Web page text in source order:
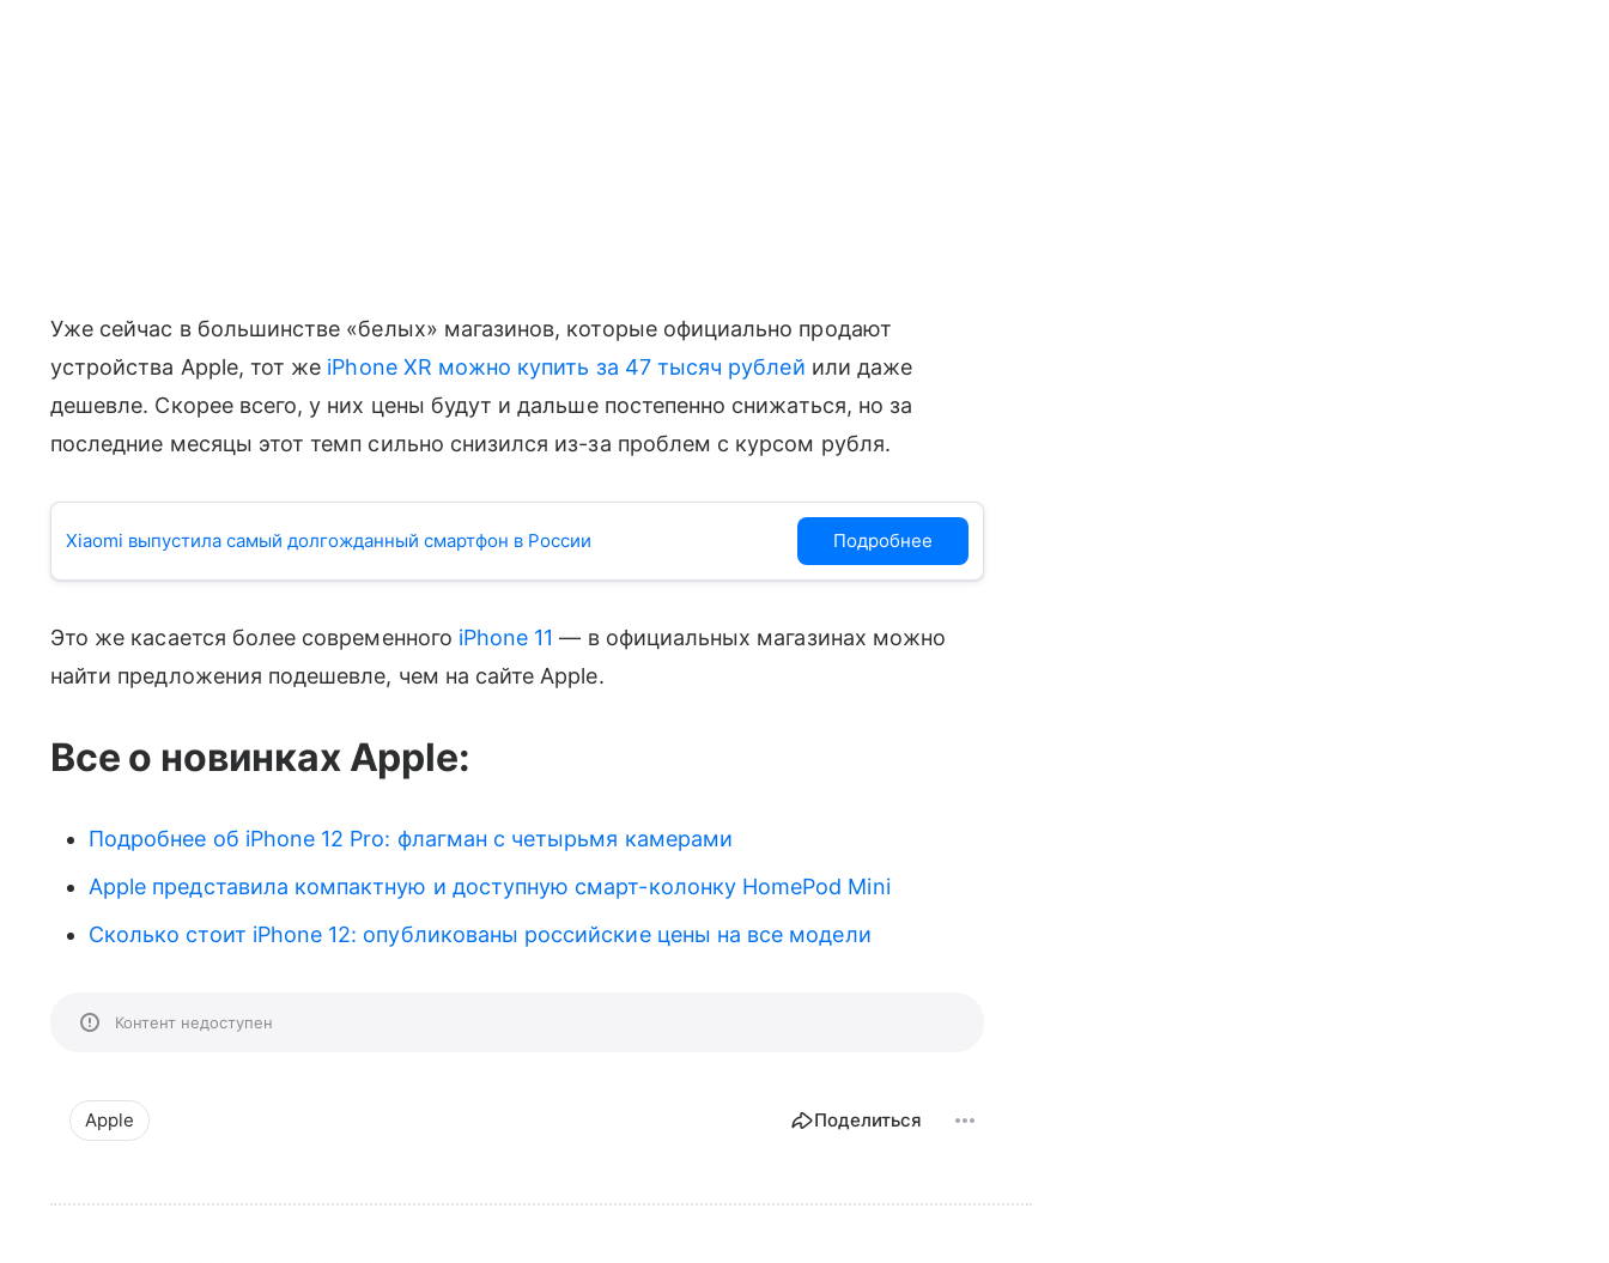
Уже сейчас в большинстве «белых» магазинов, которые официально продают
устройства Apple, тот же iPhone XR можно купить за 47 тысяч рублей или даже
дешевле. Скорее всего, у них цены будут и дальше постепенно снижаться, но за
последние месяцы этот темп сильно снизился из-за проблем с курсом рубля.
Xiaomi выпустила самый долгожданный смартфон в России Подробнее
Это же касается более современного iPhone 11 — в официальных магазинах можно
найти предложения подешевле, чем на сайте Apple.
Все о новинках Apple:
Подробнее об iPhone 12 Pro: флагман с четырьмя камерами
Apple представила компактную и доступную смарт-колонку HomePod Mini
Сколько стоит iPhone 12: опубликованы российские цены на все модели
Контент недоступен
Apple Поделиться